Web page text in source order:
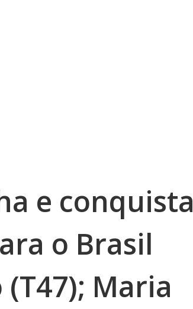
e conquista
o Brasil
Maria